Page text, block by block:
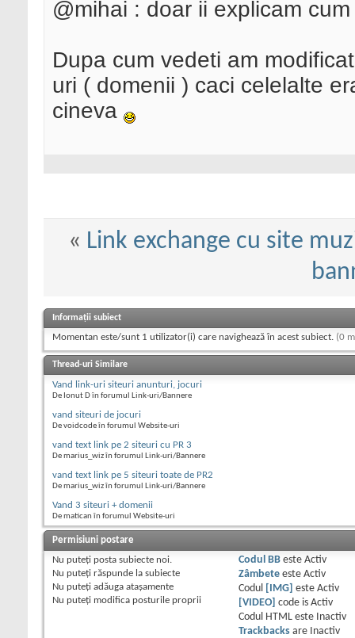
@mihai : doar ii explicam
Dupa cum vedeti am
uri ( domenii ) caci celelalte
cineva
« Link exchange cu site
Informații subiect
Momentan este/sunt 1 utilizator(i) care navighează în acest subiect. (0
Thread-uri Similare
Vand link-uri siteuri anunturi, jocuri
De Ionut D în forumul Link-uri/Bannere
vand siteuri de jocuri
De voidcode în forumul Website-uri
vand text link pe 2 siteuri cu PR 3
De marius_wiz în forumul Link-uri/Bannere
vand text link pe 5 siteuri toate de PR2
De marius_wiz în forumul Link-uri/Bannere
Vand 3 siteuri + domenii
De matican în forumul Website-uri
Permisiuni postare
Nu puteţi posta subiecte noi.
Nu puteţi răspunde la subiecte
Nu puteţi adăuga ataşamente
Nu puteţi modifica posturile proprii
Codul BBeste Activ
Zâmbeteeste Activ
Codul
[IMG] este Activ
[VIDEO]
code is Activ
Codul HTML este
Inactiv
Trackbacksare
Inactiv